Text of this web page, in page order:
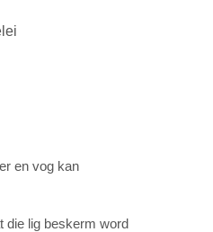
en vog kan
die lig beskerm word